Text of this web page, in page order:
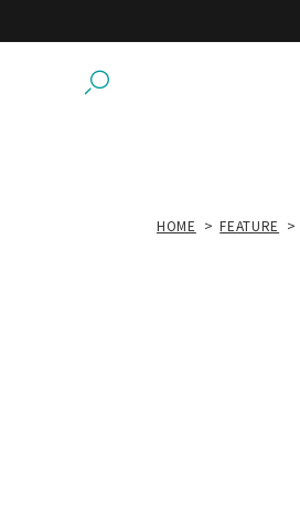
HOME FEATURE